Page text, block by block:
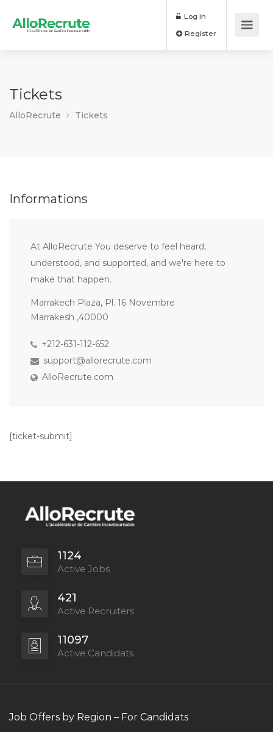
Log In
Tickets
AlloRecrute Tickets
Informations
At AlloRecrute You deserve to feel heard,
understood, and supported, and we're here to
make that happen.
Marrakech Plaza, Pl. 16 Novembre
Marrakesh ,40000
+212-631-112-652
support@allorecrute.com
AlloRecrute.com
[ticket-submit]
1124
Active Jobs
421
Active Recruiters
11097
Active Candidats
Job Offers by Region – For Candidats